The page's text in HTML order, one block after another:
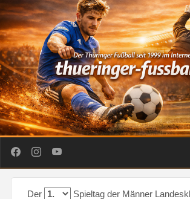
Der Spieltag der Männer